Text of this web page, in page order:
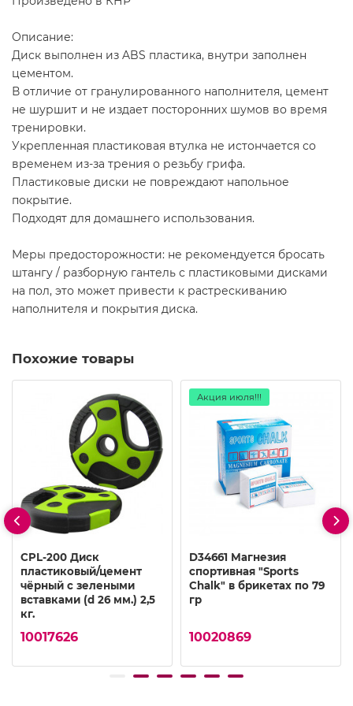
Описание:
Диск выполнен из ABS пластика, внутри заполнен
цементом.
В отличие от гранулированного наполнителя, цемент
не шуршит и не издает посторонних шумов во время
тренировки.
Укрепленная пластиковая втулка не истончается со
временем из-за трения о резьбу грифа.
Пластиковые диски не повреждают напольное
покрытие.
Подходят для домашнего использования.
Меры предосторожности: не рекомендуется бросать
штангу / разборную гантель с пластиковыми дисками
на пол, это может привести к растрескиванию
наполнителя и покрытия диска.
Похожие товары
CPL-200 Диск
пластиковый/цемент
чёрный с зелеными
вставками (d 26 мм.) 2,5
кг.
10017626
Акция июля!!!
D34661 Магнезия
спортивная "Sports
Chalk" в брикетах по 79
гр
10020869